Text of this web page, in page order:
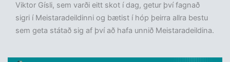
Viktor Gísli, sem varði eitt skot í dag, getur því fagnað
sigri í Meistaradeildinni og bætist í hóp þeirra allra bestu
sem geta státað sig af því að hafa unnið Meistaradeildina.